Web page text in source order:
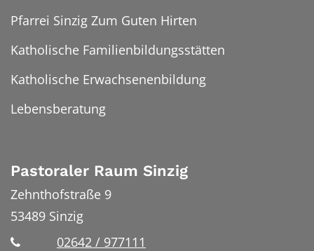
Pfarrei Sinzig Zum Guten Hirten
Katholische Familienbildungsstätten
Katholische Erwachsenenbildung
Lebensberatung
Pastoraler Raum Sinzig
Zehnthofstraße 9
53489 Sinzig
02642 / 977111